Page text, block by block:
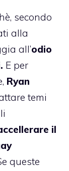
secondo
alla
all’odio
E per
Ryan
temi
il
queste